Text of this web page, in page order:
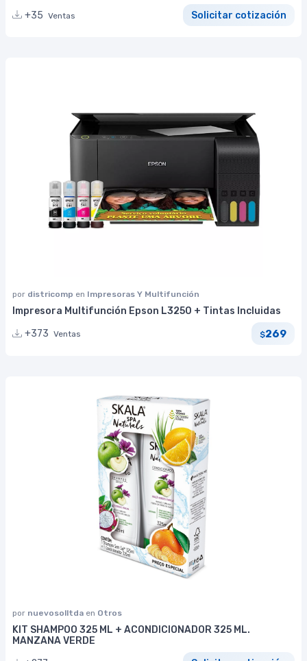
+35 Ventas Solicitar cotización
por districomp en Impresoras Y Multifunción
Impresora Multifunción Epson L3250 + Tintas Incluidas
+373 Ventas $269
por nuevosolltda en Otros
KIT SHAMPOO 325 ML + ACONDICIONADOR 325 ML.
MANZANA VERDE